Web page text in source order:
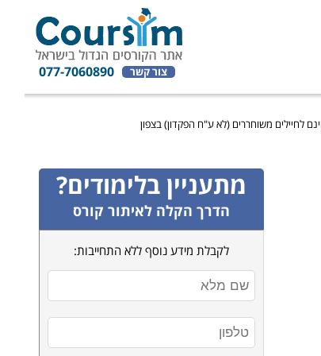
צור קשר 077-7060890
לחיילים משוחררים (לא ע"ח הפקדון) בצפון
מתעניין בלימודים?
הדרך הקלה לאיתור קורס
לקבלת מידע נוסף ללא התחייבות: